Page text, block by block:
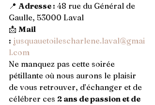
📍 Adresse : 48 rue du Général de
Gaulle, 53000 Laval
📩 Mail
: jusquauetoilescharlene.laval@gmai
l.com
Ne manquez pas cette soirée
pétillante où nous aurons le plaisir
de vous retrouver, d’échanger et de
célébrer ces 2 ans de passion et de